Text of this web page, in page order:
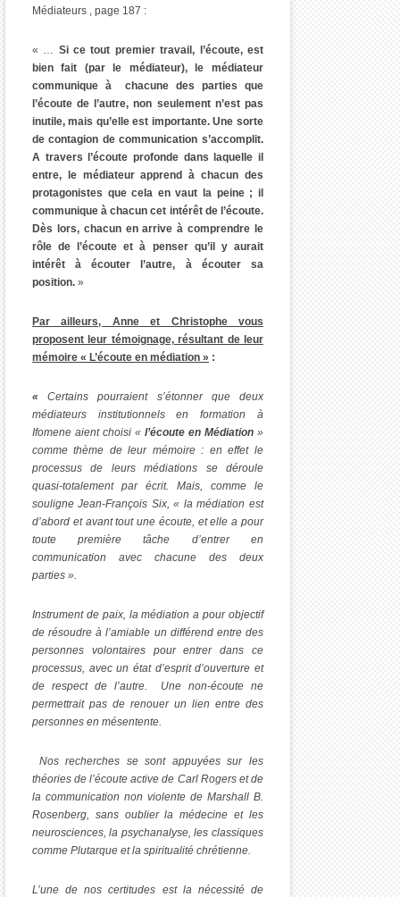
Médiateurs , page 187 :
« … Si ce tout premier travail, l’écoute, est
bien fait (par le médiateur), le médiateur
communique à chacune des parties que
l’écoute de l’autre, non seulement n’est pas
inutile, mais qu’elle est importante. Une sorte
de contagion de communication s’accomplit.
A travers l’écoute profonde dans laquelle il
entre, le médiateur apprend à chacun des
protagonistes que cela en vaut la peine ; il
communique à chacun cet intérêt de l’écoute.
Dès lors, chacun en arrive à comprendre le
rôle de l’écoute et à penser qu’il y aurait
intérêt à écouter l’autre, à écouter sa
position. »
Par ailleurs, Anne et Christophe vous
proposent leur témoignage, résultant de leur
mémoire « L’écoute en médiation » :
«Certains pourraient s’étonner que deux
médiateurs institutionnels en formation à
Ifomene aient choisi « l’écoute en Médiation»
comme thème de leur mémoire : en effet le
processus de leurs médiations se déroule
quasi-totalement par écrit. Mais, comme le
souligne Jean-François Six, « la médiation est
d’abord et avant tout une écoute, et elle a pour
toute première tâche d’entrer en
communication avec chacune des deux
parties ».
Instrument de paix, la médiation a pour objectif
de résoudre à l’amiable un différend entre des
personnes volontaires pour entrer dans ce
processus, avec un état d’esprit d’ouverture et
de respect de l’autre. Une non-écoute ne
permettrait pas de renouer un lien entre des
personnes en mésentente.
Nos recherches se sont appuyées sur les
théories de l’écoute active de Carl Rogers et de
la communication non violente de Marshall B.
Rosenberg, sans oublier la médecine et les
neurosciences, la psychanalyse, les classiques
comme Plutarque et la spiritualité chrétienne.
L’une de nos certitudes est la nécessité de